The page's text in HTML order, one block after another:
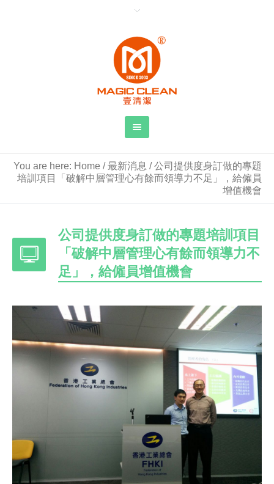
You are here: Home /最新消息 /公司提供度身訂做的專題
培訓項目「破解中層管理心有餘而領導力不足」，給僱員
增值機會
公司提供度身訂做的專題培訓項目
「破解中層管理心有餘而領導力不
足」，給僱員增值機會